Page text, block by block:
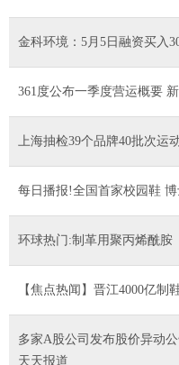
金科环境：5月5日融资买入
361度公布一季度营运概要
上海抽检39个品牌40批次运
每日播报!全国首家校园鞋
环球热门:制革用聚丙烯酰胺
【焦点热闻】晋江4000亿制
多家A股公司发布股价异动
天天报道